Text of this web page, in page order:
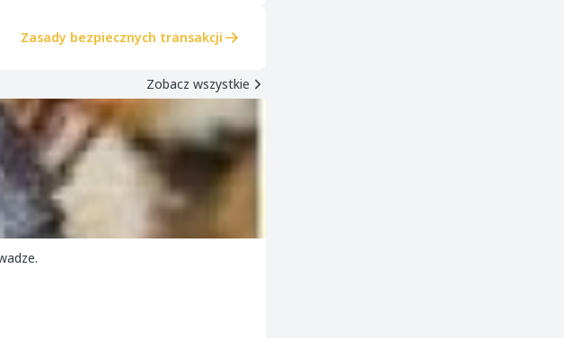
Zasady bezpiecznych transakcji
Zobacz wszystkie